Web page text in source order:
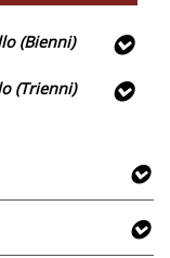
(Bienni)
(Trienni)